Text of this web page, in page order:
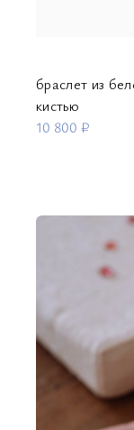
браслет из
кистью
10 800 ₽